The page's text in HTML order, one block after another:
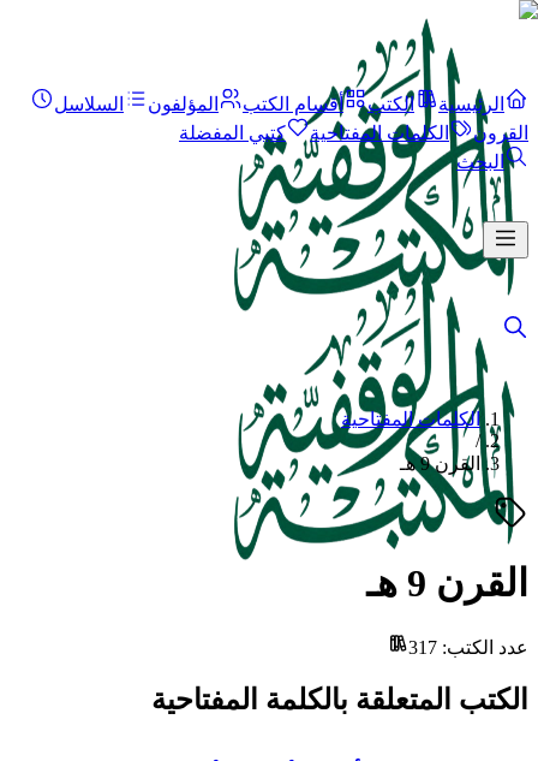
الرئيسية الكتب أقسام الكتب المؤلفون
السلاسل
القرون
الكلمات المفتاحية
كتبي المفضلة
البحث
الكلمات المفتاحية
/
القرن 9 هـ
القرن 9 هـ
عدد الكتب:
317
الكتب المتعلقة بالكلمة المفتاحية